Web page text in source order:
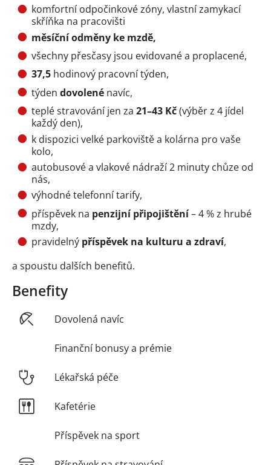
komfortní odpočinkové zóny, vlastní zamykací
skříňka na pracovišti
měsíční odměny ke mzdě,
všechny přesčasy jsou evidované a proplacené,
37,5 hodinový pracovní týden,
týden dovolené navíc,
teplé stravování jen za 21–43 Kč(výběr z 4 jídel
každý den),
k dispozici velké parkoviště a kolárna pro vaše
kolo,
autobusové a vlakové nádraží 2 minuty chůze od
nás,
výhodné telefonní tarify,
příspěvek na penzijní připojištění– 4 % z hrubé
mzdy,
pravidelný příspěvek na kulturu a zdraví,
a spoustu dalších benefitů.
Benefity
Dovolená navíc
Finanční bonusy a prémie
Lékařská péče
Kafetérie
Příspěvek na sport